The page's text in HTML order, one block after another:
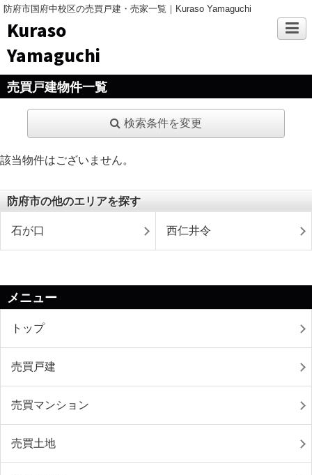
防府市国府中校区の売買戸建・売家一覧｜Kuraso Yamaguchi
Kuraso
Yamaguchi
売買戸建物件一覧
検索条件を変更
該当物件はございません。
防府市の他のエリアを探す
石が口 西仁井令
メニュー
トップ
売買戸建
売買マンション
売買土地